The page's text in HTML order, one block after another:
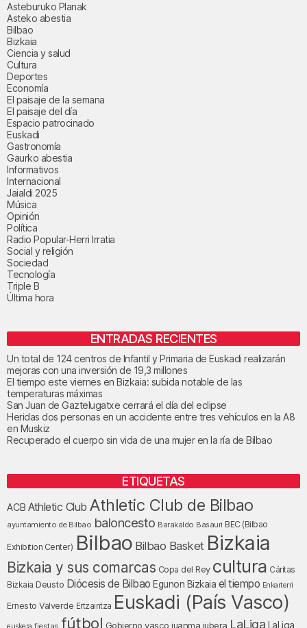
Asteburuko Planak
Asteko abestia
Bilbao
Bizkaia
Ciencia y salud
Cultura
Deportes
Economía
El paisaje de la semana
El paisaje del día
Espacio patrocinado
Euskadi
Gastronomía
Gaurko abestia
Informativos
Internacional
Jaialdi 2025
Música
Opinión
Política
Radio Popular-Herri Irratia
Social y religión
Sociedad
Tecnología
Triple B
Última hora
ENTRADAS RECIENTES
Un total de 124 centros de Infantil y Primaria de Euskadi realizarán
mejoras con una inversión de 19,3 millones
El tiempo este viernes en Bizkaia: subida notable de las
temperaturas máximas
San Juan de Gaztelugatxe cerrará el día del eclipse
Heridas dos personas en un accidente entre tres vehículos en la A8
en Muskiz
Recuperado el cuerpo sin vida de una mujer en la ría de Bilbao
ETIQUETAS
ACB Athletic Club Athletic Club de Bilbao
ayuntamiento de Bilbao baloncesto Barakaldo Basauri BEC (Bilbao
Exhibition Center) Bilbao Bilbao Basket Bizkaia
Bizkaia y sus comarcas Copa del Rey cultura Cáritas
Bizkaia Deusto Diócesis de Bilbao Egunon Bizkaia el tiempo Enkarterri
Ernesto Valverde Ertzaintza Euskadi (País Vasco)
fiestas fútbol Gobierno vasco juanma jubera LaLiga LaLiga